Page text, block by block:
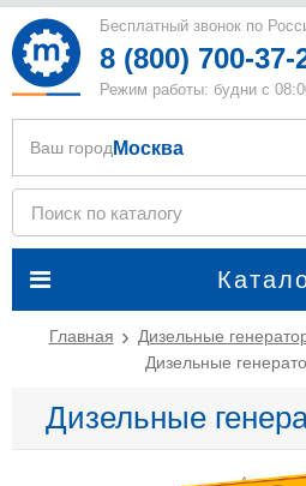
Бесплатный звонок по
8 (800) 700-37-
Режим работы: будни с
Ваш город Москва
Главная
Дизельные
Дизельные
Дизельные